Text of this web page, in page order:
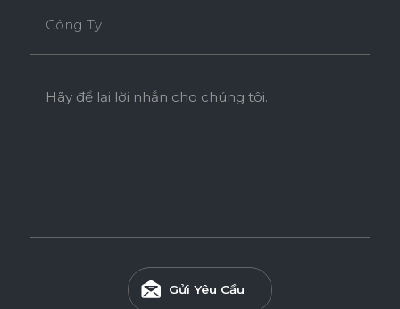
EPA
Công Ty
Hãy để lại lời nhắn cho chúng tôi.
Gửi Yêu Cầu